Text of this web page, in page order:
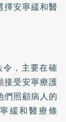
擇安寧緩和醫
，主要在確
接受安寧療護
們照顧病人的
寧緩和醫療條